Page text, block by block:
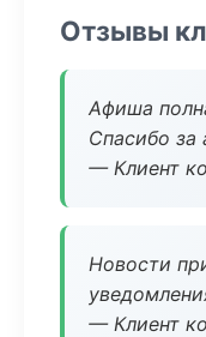
Отзывы
Афиша
Спасибо за
— Клиент
Новости
— Клиент